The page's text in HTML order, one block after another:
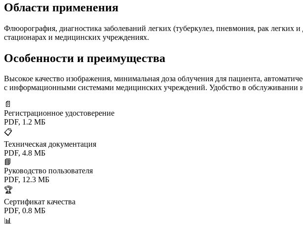
Области применения
Флюорография, диагностика заболеваний легких (туберкулез, пневмония, рак
стационарах и медицинских учреждениях.
Особенности и преимущества
Высокое качество изображения, минимальная доза облучения для пациента,
с информационными системами медицинских учреждений. Удобство в обслуживании
📄
Регистрационное удостоверение
PDF, 1.2 МБ
📋
Техническая документация
PDF, 4.8 МБ
📘
Руководство пользователя
PDF, 12.3 МБ
🏆
Сертификат качества
PDF, 0.8 МБ
📊